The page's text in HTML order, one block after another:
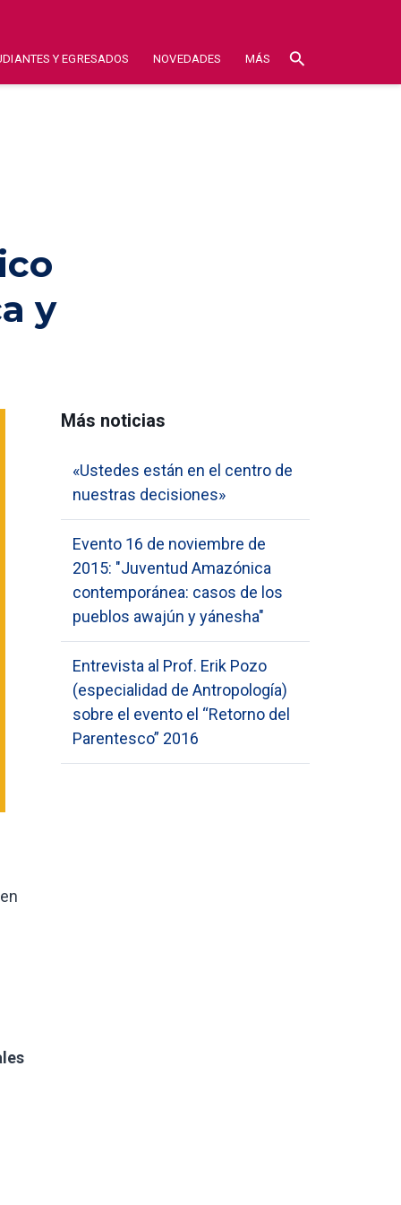
Y EGRESADOS NOVEDADES MÁS search
y
Más noticias
«Ustedes están en el centro de
nuestras decisiones»
Evento 16 de noviembre de
2015: "Juventud Amazónica
contemporánea: casos de los
pueblos awajún y yánesha"
Entrevista al Prof. Erik Pozo
(especialidad de Antropología)
sobre el evento el “Retorno del
Parentesco” 2016